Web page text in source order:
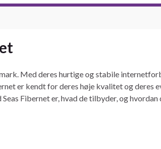
Med deres hurtige og stabile
er kendt for deres høje kvalitet og deres
Fibernet er, hvad de tilbyder, og hvordan